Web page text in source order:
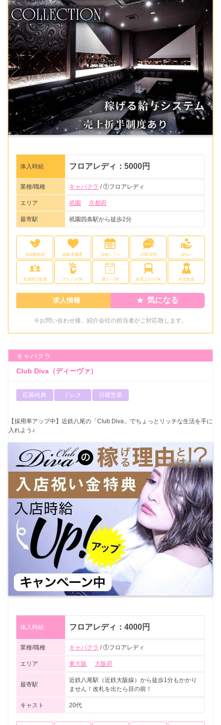
体入時給 フロアレディ：5000円
業種/職種 キャバクラ / ①フロアレディ
エリア 祇園 京都府
最寄駅 祇園四条駅から徒歩2分
未経験歓迎 経験者優遇 自由シフト LINE質問 日払い
友達同士歓迎 ブランクOK 週１～OK 終電上がりOK 学生歓迎
求人情報 気になる
※お問い合わせ後、紹介会社の担当者がご対応致します。
キャバクラ
Club Diva（ディーヴァ）
応募特典 ドレス 日曜営業
【採用率アップ中】近鉄八尾の「Club Diva」でちょっとリッチな生活を手に
入れよう♪
体入時給 フロアレディ：4000円
業種/職種 キャバクラ / ①フロアレディ
エリア 東大阪 大阪府
最寄駅
近鉄八尾駅（近鉄大阪線）から徒歩1分もかかり
ません！改札を出たら目の前！
キャスト 20代